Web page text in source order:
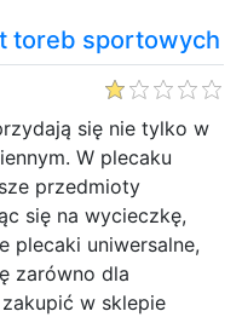
toreb sportowych
się nie tylko w
W plecaku
przedmioty
się na wycieczkę,
plecaki uniwersalne,
zarówno dla
w sklepie